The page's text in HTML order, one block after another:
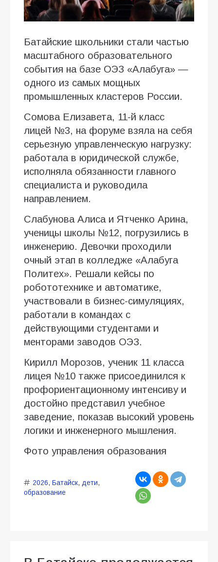
Батайские школьники стали частью
масштабного образовательного
события на базе ОЭЗ «Алабуга» —
одного из самых мощных
промышленных кластеров России.
Сомова Елизавета, 11-й класс
лицей №3, на форуме взяла на себя
серьезную управленческую нагрузку:
работала в юридической службе,
исполняла обязанности главного
специалиста и руководила
направлением.
Слабунова Алиса и Ятченко Арина,
ученицы школы №12, погрузились в
инженерию. Девочки проходили
очный этап в колледже «Алабуга
Политех». Решали кейсы по
робототехнике и автоматике,
участвовали в бизнес-симуляциях,
работали в командах с
действующими студентами и
менторами заводов ОЭЗ.
Кирилл Морозов, ученик 11 класса
лицея №10 также присоединился к
профориентационному интенсиву и
достойно представил учебное
заведение, показав высокий уровень
логики и инженерного мышления.
Фото управления образования
2026, Батайск, дети,
образование